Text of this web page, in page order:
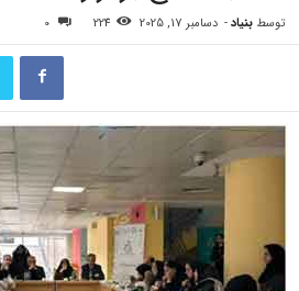
توسط بنیاد- دسامبر 17, 2025 224
0